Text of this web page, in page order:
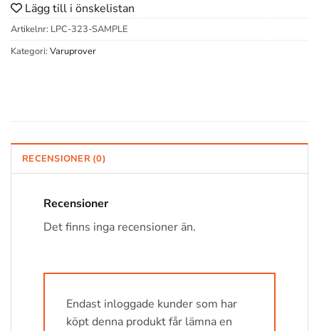
Lägg till i önskelistan
Artikelnr: LPC-323-SAMPLE
Kategori: Varuprover
RECENSIONER (0)
Recensioner
Det finns inga recensioner än.
Endast inloggade kunder som har
köpt denna produkt får lämna en